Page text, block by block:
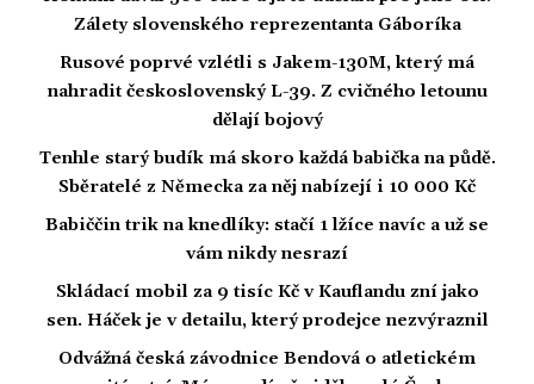
Zálety slovenského reprezentanta Gáboríka
Rusové poprvé vzlétli s Jakem-130M, který má
nahradit československý L-39. Z cvičného letounu
dělají bojový
Tenhle starý budík má skoro každá babička na půdě.
Sběratelé z Německa za něj nabízejí i 10 000 Kč
Babiččin trik na knedlíky: stačí 1 lžíce navíc a už se
vám nikdy nesrazí
Skládací mobil za 9 tisíc Kč v Kauflandu zní jako
sen. Háček je v detailu, který prodejce nezvýraznil
Odvážná česká závodnice Bendová o atletickém